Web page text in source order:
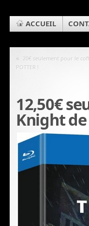
ACCUEIL
« 20€ seulement pour le
POTTER !
12,50€
Knight